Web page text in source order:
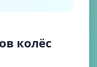
колёс